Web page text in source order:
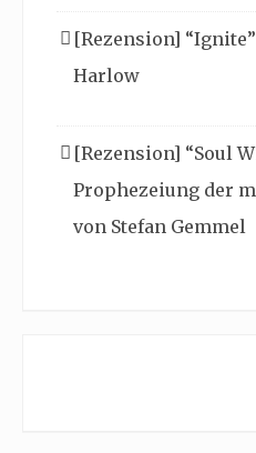
[Rezension]
Harlow
[Rezension] “Soul
Prophezeiung der
von Stefan Gemmel